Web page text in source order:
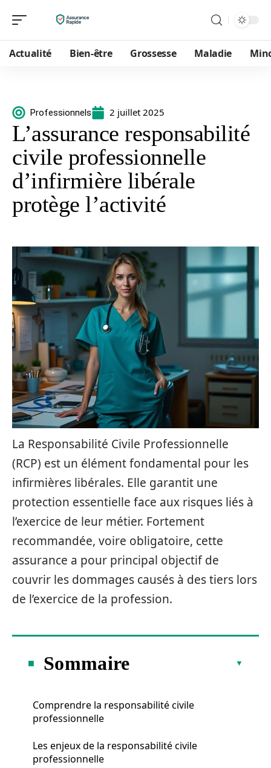
Actualité Bien-être Grossesse Maladie
Professionnels 2 juillet 2025
L’assurance responsabilité
civile professionnelle
d’infirmière libérale
protège l’activité
La Responsabilité Civile Professionnelle
(RCP) est un élément fondamental pour les
infirmières libérales. Elle garantit une
protection essentielle face aux risques liés à
l’exercice de leur métier. Fortement
recommandée, voire obligatoire, cette
assurance a pour principal objectif de
couvrir les dommages causés à des tiers lors
de l’exercice de la profession.
Sommaire
Comprendre la responsabilité civile
professionnelle
Les enjeux de la responsabilité civile
professionnelle